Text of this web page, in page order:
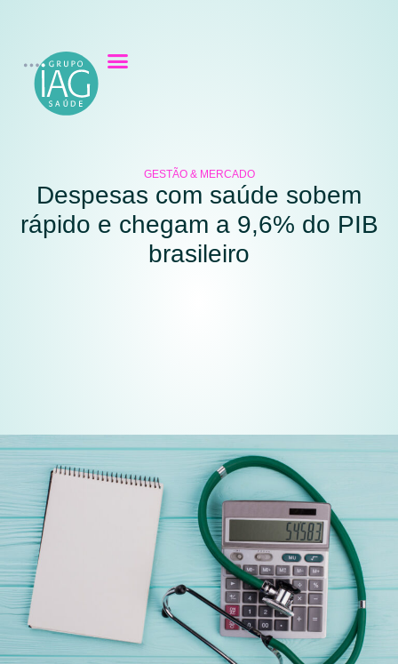
GESTÃO & MERCADO
Despesas com saúde sobem
rápido e chegam a 9,6% do PIB
brasileiro